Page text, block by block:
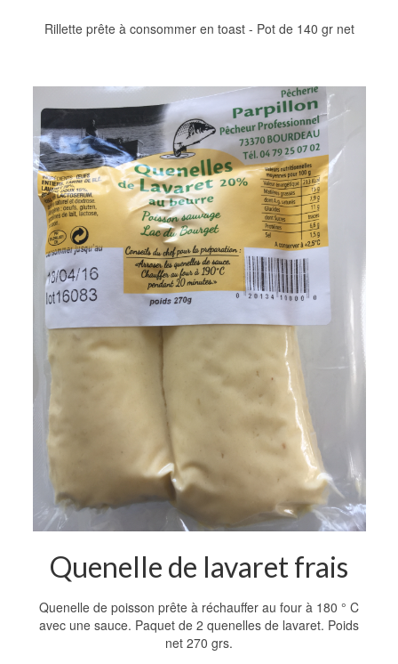
Rillette prête à consommer en toast - Pot de 140 gr net
Quenelle de lavaret frais
Quenelle de poisson prête à réchauffer au four à 180 ° C
avec une sauce. Paquet de 2 quenelles de lavaret. Poids
net 270 grs.